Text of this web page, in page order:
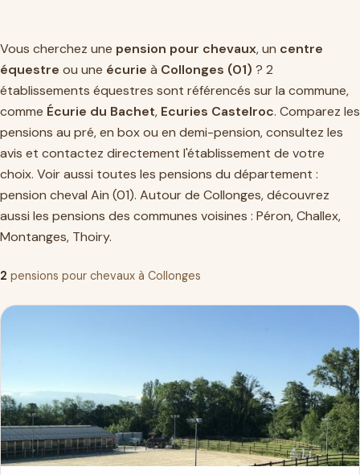
Vous cherchez une pension pour chevaux, un centre
équestre ou une écurie à Collonges (01) ? 2
établissements équestres sont référencés sur la commune,
comme Écurie du Bachet, Ecuries Castelroc. Comparez les
pensions au pré, en box ou en demi-pension, consultez les
avis et contactez directement l'établissement de votre
choix. Voir aussi toutes les pensions du département :
pension cheval Ain (01). Autour de Collonges, découvrez
aussi les pensions des communes voisines : Péron,Challex,
Montanges, Thoiry.
2 pensions pour chevaux à Collonges